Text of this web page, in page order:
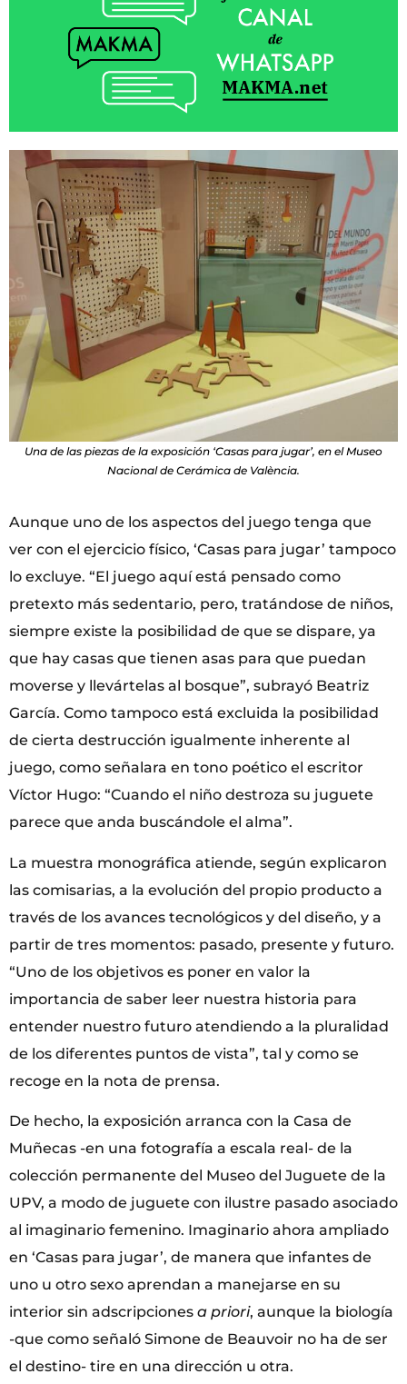
Una de las piezas de la exposición ‘Casas para jugar’, en el Museo
Nacional de Cerámica de València.
Aunque uno de los aspectos del juego tenga que
ver con el ejercicio físico, ‘Casas para jugar’ tampoco
lo excluye. “El juego aquí está pensado como
pretexto más sedentario, pero, tratándose de niños,
siempre existe la posibilidad de que se dispare, ya
que hay casas que tienen asas para que puedan
moverse y llevártelas al bosque”, subrayó Beatriz
García. Como tampoco está excluida la posibilidad
de cierta destrucción igualmente inherente al
juego, como señalara en tono poético el escritor
Víctor Hugo: “Cuando el niño destroza su juguete
parece que anda buscándole el alma”.
La muestra monográfica atiende, según explicaron
las comisarias, a la evolución del propio producto a
través de los avances tecnológicos y del diseño, y a
partir de tres momentos: pasado, presente y futuro.
“Uno de los objetivos es poner en valor la
importancia de saber leer nuestra historia para
entender nuestro futuro atendiendo a la pluralidad
de los diferentes puntos de vista”, tal y como se
recoge en la nota de prensa.
De hecho, la exposición arranca con la Casa de
Muñecas -en una fotografía a escala real- de la
colección permanente del Museo del Juguete de la
UPV, a modo de juguete con ilustre pasado asociado
al imaginario femenino. Imaginario ahora ampliado
en ‘Casas para jugar’, de manera que infantes de
uno u otro sexo aprendan a manejarse en su
interior sin adscripciones a priori, aunque la biología
-que como señaló Simone de Beauvoir no ha de ser
el destino- tire en una dirección u otra.